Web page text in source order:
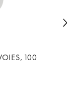
100